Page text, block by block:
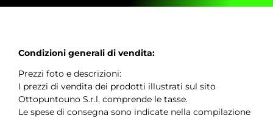
Condizioni generali di vendita:
Prezzi foto e descrizioni:
I prezzi di vendita dei prodotti illustrati sul sito
Ottopuntouno S.r.l. comprende le tasse.
Le spese di consegna sono indicate nella compilazione